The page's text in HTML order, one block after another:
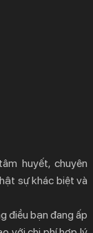
huyết, chuyên
sự khác biệt và
điều bạn đang ấp